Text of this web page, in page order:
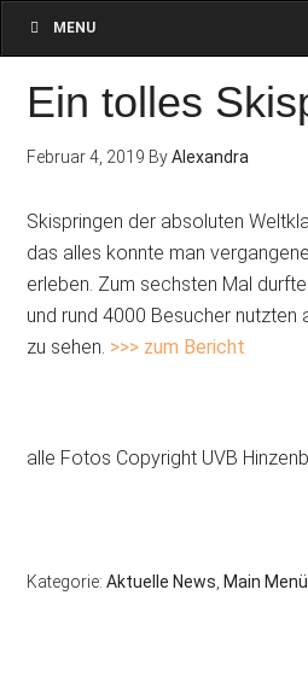
MENU
Ein tolles
Februar 4, 2019 ByAlexandra
Skispringen der absoluten
das alles konnte man
erleben. Zum sechsten Mal
und rund 4000 Besucher nutzten
zu sehen. >>> zum Bericht
alle Fotos Copyright UVB
Kategorie:Aktuelle News Main Menü